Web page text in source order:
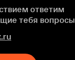
ответим
тебя вопросы